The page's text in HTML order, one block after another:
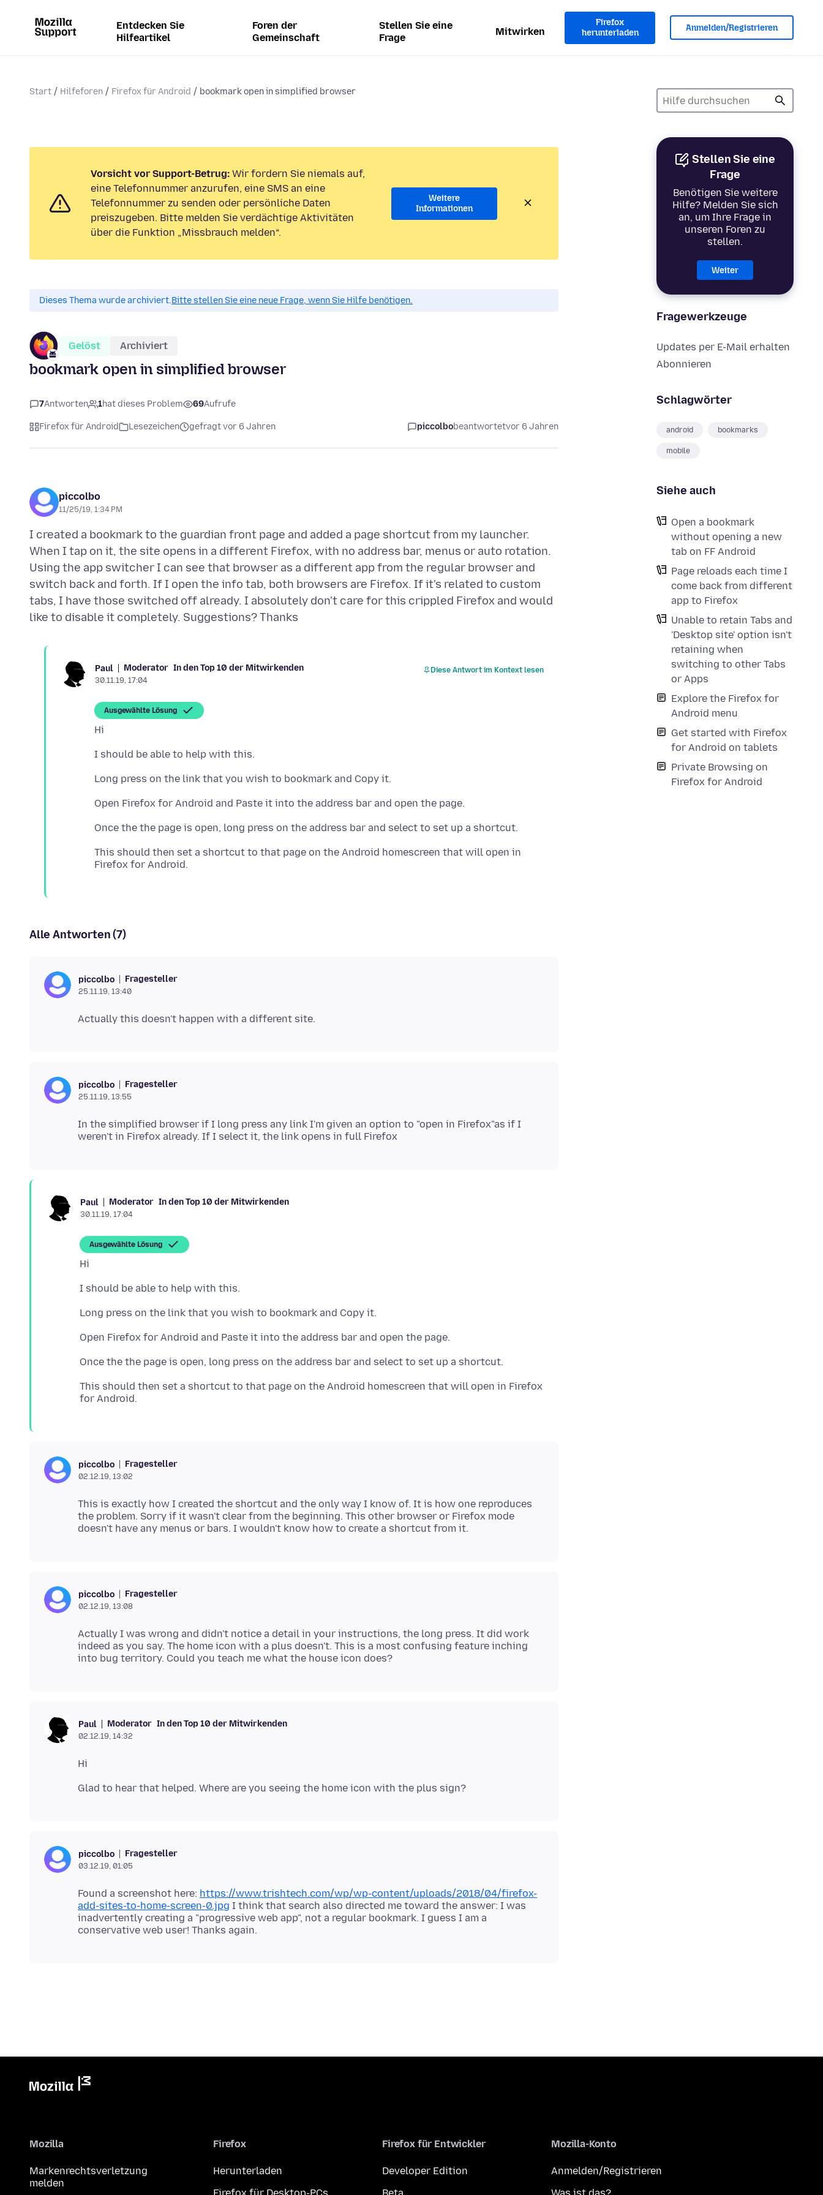
Entdecken Sie
Hilfeartikel
Foren der
Gemeinschaft
Stellen Sie eine
Frage
Mitwirken
Firefox
herunterladen
Anmelden/Registrieren
Start Hilfeforen Firefox für Android bookmark open in simplified browser
Stellen Sie eine
Frage
Benötigen Sie weitere
Hilfe? Melden Sie sich
an, um Ihre Frage in
unseren Foren zu
stellen.
Weiter
Fragewerkzeuge
Updates per E-Mail erhalten
Abonnieren
Schlagwörter
android bookmarks
mobile
Siehe auch
Open a bookmark
without opening a new
tab on FF Android
Page reloads each time I
come back from different
app to Firefox
Unable to retain Tabs and
'Desktop site' option isn't
retaining when
switching to other Tabs
or Apps
Explore the Firefox for
Android menu
Get started with Firefox
for Android on tablets
Private Browsing on
Firefox for Android
Vorsicht vor Support-Betrug: Wir fordern Sie niemals auf,
eine Telefonnummer anzurufen, eine SMS an eine
Telefonnummer zu senden oder persönliche Daten
preiszugeben. Bitte melden Sie verdächtige Aktivitäten
über die Funktion „Missbrauch melden“.
Weitere
Informationen
Dieses Thema wurde archiviert.Bitte stellen Sie eine neue Frage, wenn Sie Hilfe benötigen.
Gelöst Archiviert
bookmark open in simplified browser
7Antworten 1hat dieses Problem 69Aufrufe
Firefox für Android Lesezeichen gefragt vor 6 Jahren piccolbobeantwortetvor 6 Jahren
piccolbo
11/25/19, 1:34 PM
I created a bookmark to the guardian front page and added a page shortcut from my launcher.
When I tap on it, the site opens in a different Firefox, with no address bar, menus or auto rotation.
Using the app switcher I can see that browser as a different app from the regular browser and
switch back and forth. If I open the info tab, both browsers are Firefox. If it's related to custom
tabs, I have those switched off already. I absolutely don't care for this crippled Firefox and would
Paul Moderator In den Top 10 der Mitwirkenden
30.11.19, 17:04
Diese Antwort im Kontext lesen
Ausgewählte Lösung
This should then set a shortcut to that page on the Android homescreen that will open in
Alle Antworten (7)
piccolbo Fragesteller
25.11.19, 13:40
piccolbo Fragesteller
25.11.19, 13:55
In the simplified browser if I long press any link I'm given an option to "open in Firefox"as if I
Paul Moderator In den Top 10 der Mitwirkenden
30.11.19, 17:04
Ausgewählte Lösung
This should then set a shortcut to that page on the Android homescreen that will open in Firefox
piccolbo Fragesteller
02.12.19, 13:02
This is exactly how I created the shortcut and the only way I know of. It is how one reproduces
the problem. Sorry if it wasn't clear from the beginning. This other browser or Firefox mode
piccolbo Fragesteller
02.12.19, 13:08
Actually I was wrong and didn't notice a detail in your instructions, the long press. It did work
indeed as you say. The home icon with a plus doesn't. This is a most confusing feature inching
Paul Moderator In den Top 10 der Mitwirkenden
02.12.19, 14:32
piccolbo Fragesteller
03.12.19, 01:05
Found a screenshot here: https://www.trishtech.com/wp/wp-content/uploads/2018/04/firefox-
add-sites-to-home-screen-0.jpg I think that search also directed me toward the answer: I was
inadvertently creating a "progressive web app", not a regular bookmark. I guess I am a
Mozilla
Markenrechtsverletzung
melden
Firefox
Herunterladen
Firefox für Entwickler
Developer Edition
Mozilla-Konto
Anmelden/Registrieren